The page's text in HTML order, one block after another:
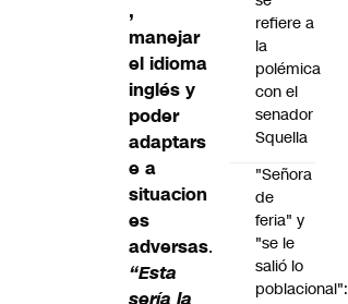
,
manejar
el idioma
inglés y
poder
adaptars
e a
situacion
es
adversas.
“Esta
sería la
refiere a
la
polémica
con el
senador
Squella
"Señora
de
feria" y
"se le
salió lo
poblacional":